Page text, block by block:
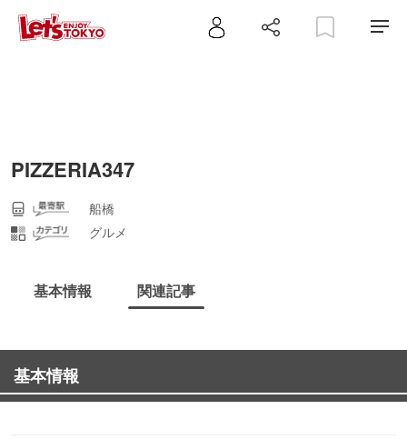
PIZZERIA347
船橋
グルメ
基本情報 関連記事
基本情報